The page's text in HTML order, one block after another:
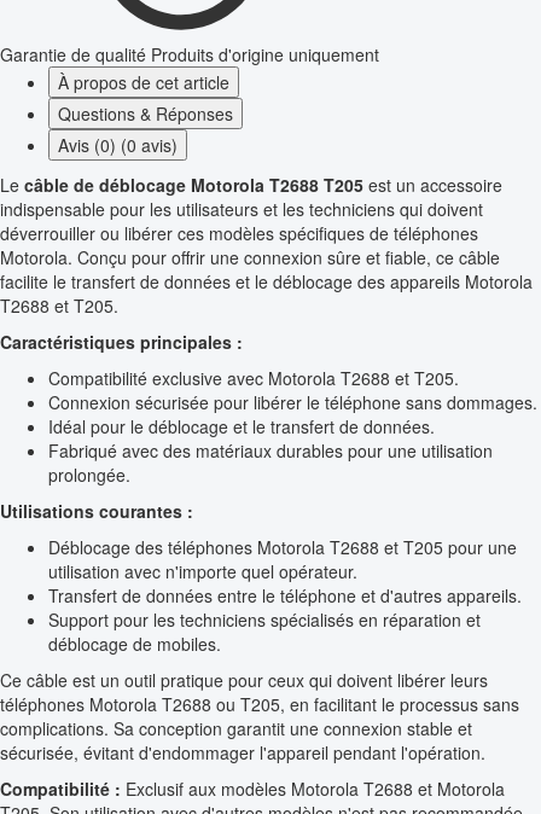
Garantie de qualité Produits d'origine uniquement
À propos de cet article
Questions & Réponses
Avis (0) (0 avis)
Le câble de déblocage Motorola T2688 T205 est un accessoire
indispensable pour les utilisateurs et les techniciens qui doivent
déverrouiller ou libérer ces modèles spécifiques de téléphones
Motorola. Conçu pour offrir une connexion sûre et fiable, ce câble
facilite le transfert de données et le déblocage des appareils Motorola
T2688 et T205.
Caractéristiques principales :
Compatibilité exclusive avec Motorola T2688 et T205.
Connexion sécurisée pour libérer le téléphone sans dommages.
Idéal pour le déblocage et le transfert de données.
Fabriqué avec des matériaux durables pour une utilisation
prolongée.
Utilisations courantes :
Déblocage des téléphones Motorola T2688 et T205 pour une
utilisation avec n'importe quel opérateur.
Transfert de données entre le téléphone et d'autres appareils.
Support pour les techniciens spécialisés en réparation et
déblocage de mobiles.
Ce câble est un outil pratique pour ceux qui doivent libérer leurs
téléphones Motorola T2688 ou T205, en facilitant le processus sans
complications. Sa conception garantit une connexion stable et
sécurisée, évitant d'endommager l'appareil pendant l'opération.
Compatibilité : Exclusif aux modèles Motorola T2688 et Motorola